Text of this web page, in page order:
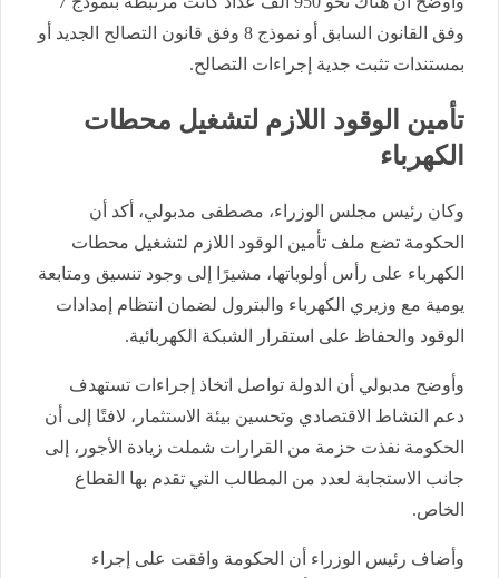
وفق القانون السابق أو نموذج 8 وفق قانون التصالح الجديد أو
بمستندات تثبت جدية إجراءات التصالح.
تأمين الوقود اللازم لتشغيل محطات
الكهرباء
وكان رئيس مجلس الوزراء، مصطفى مدبولي، أكد أن
الحكومة تضع ملف تأمين الوقود اللازم لتشغيل محطات
الكهرباء على رأس أولوياتها، مشيرًا إلى وجود تنسيق ومتابعة
يومية مع وزيري الكهرباء والبترول لضمان انتظام إمدادات
الوقود والحفاظ على استقرار الشبكة الكهربائية.
وأوضح مدبولي أن الدولة تواصل اتخاذ إجراءات تستهدف
دعم النشاط الاقتصادي وتحسين بيئة الاستثمار، لافتًا إلى أن
الحكومة نفذت حزمة من القرارات شملت زيادة الأجور، إلى
جانب الاستجابة لعدد من المطالب التي تقدم بها القطاع
الخاص.
وأضاف رئيس الوزراء أن الحكومة وافقت على إجراء